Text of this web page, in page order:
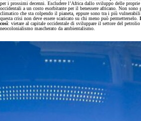
per i prossimi decenni. Escludere l’Africa dallo sviluppo delle
occidentali a un costo esorbitante per il benessere africano. Non
climatico che sta colpendo il pianeta, eppure sono tra i più
questa crisi non deve essere scaricato su chi meno può permetterselo.
così: vietare al capitale occidentale di sviluppare il settore del
neocolonialismo mascherato da ambientalismo.